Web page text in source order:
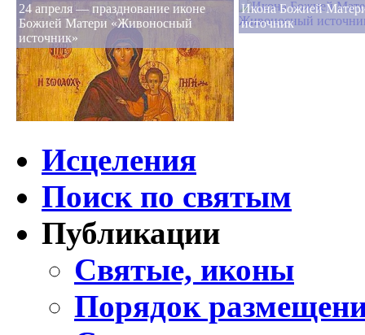
24 апреля — празднование иконе
Божией Матери «Живоносный
источник»
Икона Божией
источник
Исцеления
Поиск по святым
Публикации
Святые, иконы
Порядок